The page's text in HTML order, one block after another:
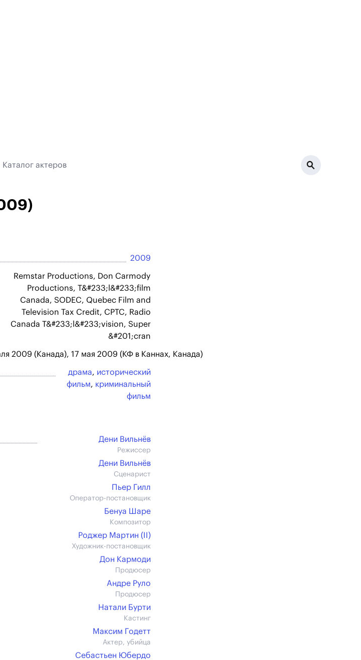
Каталог актеров
2009
Remstar Productions, Don Carmody
Productions, T&#233;l&#233;film
Canada, SODEC, Quebec Film and
Television Tax Credit, CPTC, Radio
Canada T&#233;l&#233;vision, Super
&#201;cran
2009 (Канада), 17 мая 2009 (КФ в Каннах, Канада)
драма, исторический
фильм, криминальный
фильм
Дени Вильнёв
Режиссер
Дени Вильнёв
Сценарист
Пьер Гилл
Оператор-постановщик
Бенуа Шаре
Композитор
Роджер Мартин (II)
Художник-постановщик
Дон Кармоди
Продюсер
Андре Руло
Продюсер
Натали Бурти
Кастинг
Максим Годетт
Актер, убийца
Себастьен Юбердо